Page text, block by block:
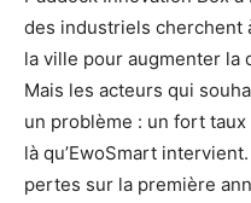
des industriels cherchent
la ville pour augmenter la
Mais les acteurs qui
un problème : un fort
là qu’EwoSmart
pertes sur la première